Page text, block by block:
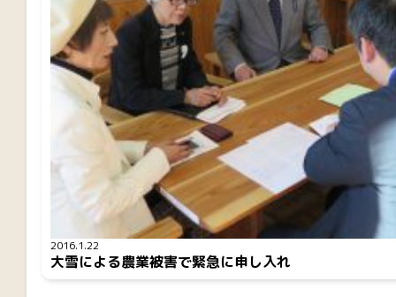
2016.1.22
大雪による農業被害で緊急に申し入れ